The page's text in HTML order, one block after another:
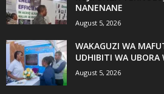
NANENANE
August 5, 2026
WAKAGUZI WA
UDHIBITI WA UBORA
August 5, 2026